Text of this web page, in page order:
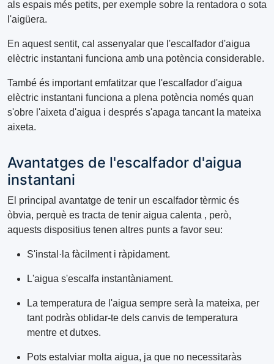
als espais més petits, per exemple sobre la rentadora o sota
l'aigüera.
En aquest sentit, cal assenyalar que l'escalfador d'aigua
elèctric instantani funciona amb una potència considerable.
També és important emfatitzar que l'escalfador d'aigua
elèctric instantani funciona a plena potència només quan
s'obre l'aixeta d'aigua i després s'apaga tancant la mateixa
aixeta.
Avantatges de l'escalfador d'aigua
instantani
El principal avantatge de tenir un escalfador tèrmic és
òbvia, perquè es tracta de tenir aigua calenta , però,
aquests dispositius tenen altres punts a favor seu:
S'instal·la fàcilment i ràpidament.
L'aigua s'escalfa instantàniament.
La temperatura de l'aigua sempre serà la mateixa, per
tant podràs oblidar-te dels canvis de temperatura
mentre et dutxes.
Pots estalviar molta aigua, ja que no necessitaràs